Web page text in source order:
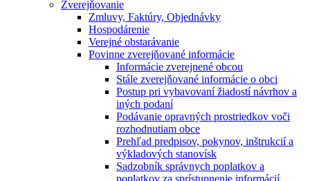
Zverejňovanie
Zmluvy, Faktúry, Objednávky
Hospodárenie
Verejné obstarávanie
Povinne zverejňované informácie
Informácie zverejnené obcou
Stále zverejňované informácie o obci
Postup pri vybavovaní žiadostí návrhov a
iných podaní
Podávanie opravných prostriedkov voči
rozhodnutiam obce
Prehľad predpisov, pokynov, inštrukcií a
výkladových stanovísk
Sadzobník správnych poplatkov a
poplatkov za sprístupnenie informácií